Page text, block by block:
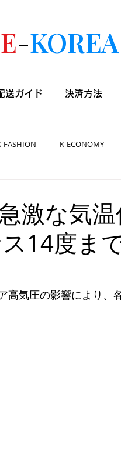
-KOREA
送ガイド 決済方法
FASHION K-ECONOMY
激な気温
14度ま
高気圧の影響により、